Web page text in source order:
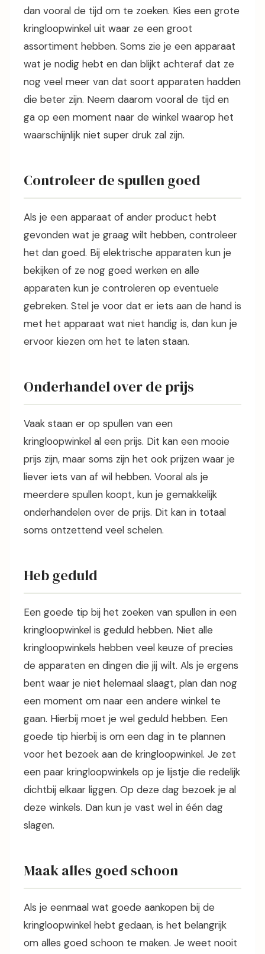
dan vooral de tijd om te zoeken. Kies een grote
kringloopwinkel uit waar ze een groot
assortiment hebben. Soms zie je een apparaat
wat je nodig hebt en dan blijkt achteraf dat ze
nog veel meer van dat soort apparaten hadden
die beter zijn. Neem daarom vooral de tijd en
ga op een moment naar de winkel waarop het
waarschijnlijk niet super druk zal zijn.
Controleer de spullen goed
Als je een apparaat of ander product hebt
gevonden wat je graag wilt hebben, controleer
het dan goed. Bij elektrische apparaten kun je
bekijken of ze nog goed werken en alle
apparaten kun je controleren op eventuele
gebreken. Stel je voor dat er iets aan de hand is
met het apparaat wat niet handig is, dan kun je
ervoor kiezen om het te laten staan.
Onderhandel over de prijs
Vaak staan er op spullen van een
kringloopwinkel al een prijs. Dit kan een mooie
prijs zijn, maar soms zijn het ook prijzen waar je
liever iets van af wil hebben. Vooral als je
meerdere spullen koopt, kun je gemakkelijk
onderhandelen over de prijs. Dit kan in totaal
soms ontzettend veel schelen.
Heb geduld
Een goede tip bij het zoeken van spullen in een
kringloopwinkel is geduld hebben. Niet alle
kringloopwinkels hebben veel keuze of precies
de apparaten en dingen die jij wilt. Als je ergens
bent waar je niet helemaal slaagt, plan dan nog
een moment om naar een andere winkel te
gaan. Hierbij moet je wel geduld hebben. Een
goede tip hierbij is om een dag in te plannen
voor het bezoek aan de kringloopwinkel. Je zet
een paar kringloopwinkels op je lijstje die redelijk
dichtbij elkaar liggen. Op deze dag bezoek je al
deze winkels. Dan kun je vast wel in één dag
slagen.
Maak alles goed schoon
Als je eenmaal wat goede aankopen bij de
kringloopwinkel hebt gedaan, is het belangrijk
om alles goed schoon te maken. Je weet nooit